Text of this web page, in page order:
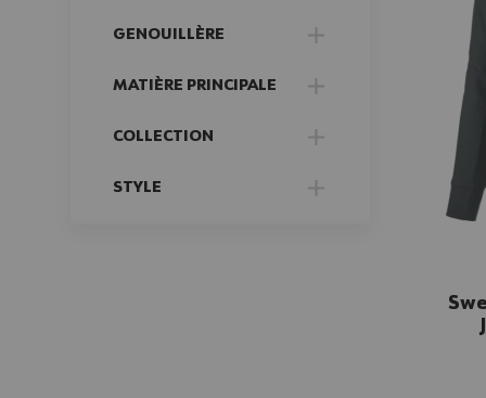
GENOUILLÈRE
MATIÈRE PRINCIPALE
COLLECTION
STYLE